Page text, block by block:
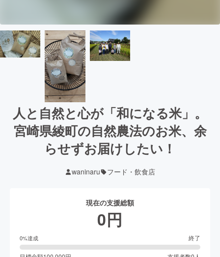
人と自然と心が「和になる米」。
宮崎県綾町の自然農法のお米、余
らせずお届けしたい！
waninaru フード・飲食店
現在の支援総額
0円
0%達成 終了